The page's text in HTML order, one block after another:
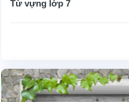
Từ vựng lớp 7